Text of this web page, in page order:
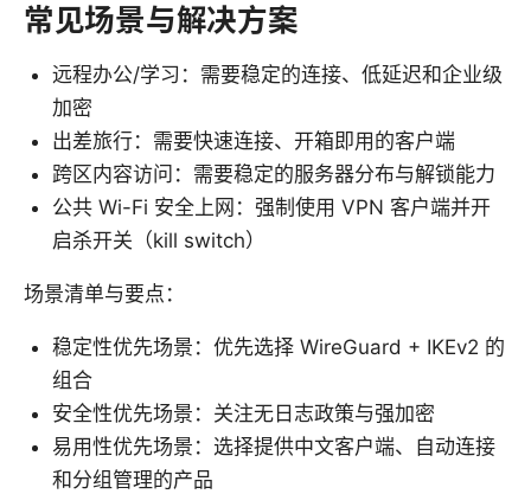
常见场景与解决方案
远程办公/学习：需要稳定的连接、低延迟和企业级
加密
出差旅行：需要快速连接、开箱即用的客户端
跨区内容访问：需要稳定的服务器分布与解锁能力
公共 Wi-Fi 安全上网：强制使用 VPN 客户端并开
启杀开关（kill switch）
场景清单与要点：
稳定性优先场景：优先选择 WireGuard + IKEv2 的
组合
安全性优先场景：关注无日志政策与强加密
易用性优先场景：选择提供中文客户端、自动连接
和分组管理的产品